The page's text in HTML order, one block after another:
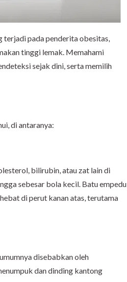
terjadi pada penderita obesitas,
tinggi lemak. Memahami
sejak dini, serta memilih
di antaranya:
bilirubin, atau zat lain di
sebesar bola kecil. Batu empedu
di perut kanan atas, terutama
disebabkan oleh
dan dinding kantong